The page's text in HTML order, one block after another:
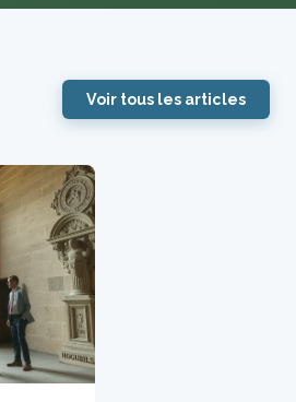
Voir tous les articles